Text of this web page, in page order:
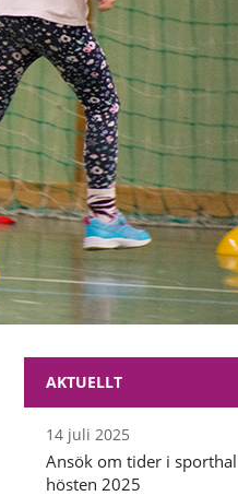
AKTUELLT
14 juli 2025
Ansök om tider i
hösten 2025